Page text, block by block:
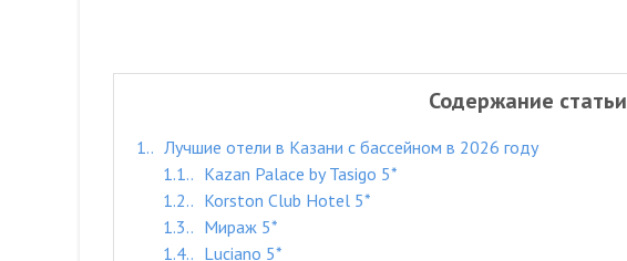
Содержание статьи
1.
Лучшие отели в Казани с бассейном в 2026 году
1.1.
Kazan Palace by Tasigo 5*
1.2.
Korston Club Hotel 5*
1.3.
Мираж 5*
1.4.
Luciano 5*